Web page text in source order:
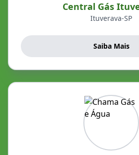
Central Gás
Ituverava-SP
Saiba Mais